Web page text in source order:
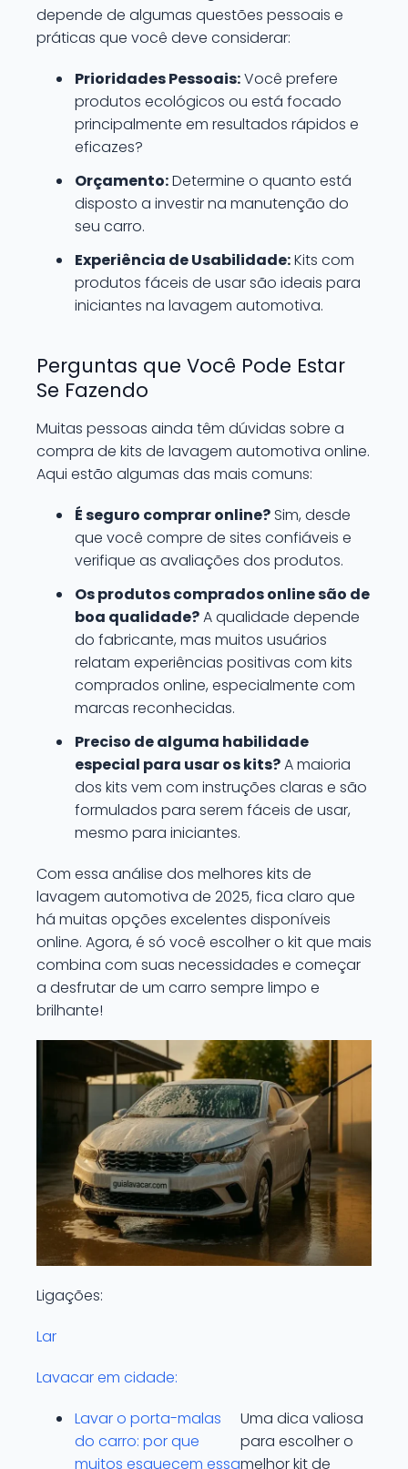
depende de algumas questões pessoais e
práticas que você deve considerar:
Prioridades Pessoais:Você prefere
produtos ecológicos ou está focado
principalmente em resultados rápidos e
eficazes?
Orçamento:Determine o quanto está
disposto a investir na manutenção do
seu carro.
Experiência de Usabilidade:Kits com
produtos fáceis de usar são ideais para
iniciantes na lavagem automotiva.
Perguntas que Você Pode Estar
Se Fazendo
Muitas pessoas ainda têm dúvidas sobre a
compra de kits de lavagem automotiva online.
Aqui estão algumas das mais comuns:
É seguro comprar online? Sim, desde
que você compre de sites confiáveis e
verifique as avaliações dos produtos.
Os produtos comprados online são de
boa qualidade?A qualidade depende
do fabricante, mas muitos usuários
relatam experiências positivas com kits
comprados online, especialmente com
marcas reconhecidas.
Preciso de alguma habilidade
especial para usar os kits?A maioria
dos kits vem com instruções claras e são
formulados para serem fáceis de usar,
mesmo para iniciantes.
Com essa análise dos melhores kits de
lavagem automotiva de 2025, fica claro que
há muitas opções excelentes disponíveis
online. Agora, é só você escolher o kit que mais
combina com suas necessidades e começar
a desfrutar de um carro sempre limpo e
brilhante!
Ligações:
Lar
Lavacar em cidade:
Lavar o porta-malas
do carro: por que
muitos esquecem essa
Uma dica valiosa
para escolher o
melhor kit de